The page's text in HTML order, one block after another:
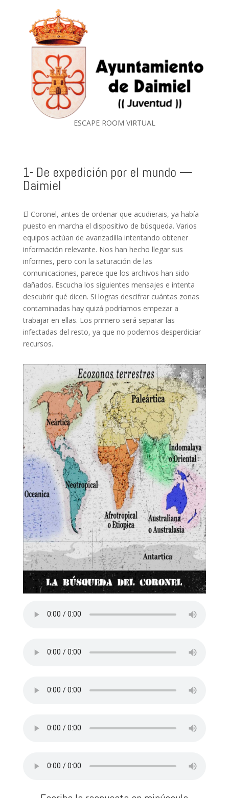
ESCAPE ROOM VIRTUAL
1- De expedición por el mundo —
Daimiel
El Coronel, antes de ordenar que acudierais, ya había
puesto en marcha el dispositivo de búsqueda. Varios
equipos actúan de avanzadilla intentando obtener
información relevante. Nos han hecho llegar sus
informes, pero con la saturación de las
comunicaciones, parece que los archivos han sido
dañados. Escucha los siguientes mensajes e intenta
descubrir qué dicen. Si logras descifrar cuántas zonas
contaminadas hay quizá podríamos empezar a
trabajar en ellas. Los primero será separar las
infectadas del resto, ya que no podemos desperdiciar
recursos.